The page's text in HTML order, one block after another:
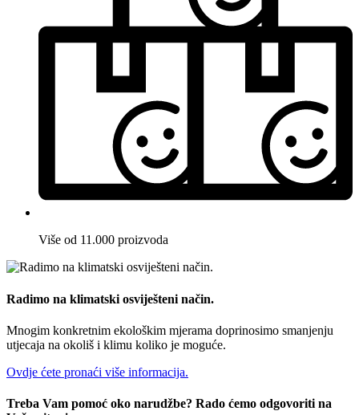
Više od 11.000 proizvoda
Radimo na klimatski osviješteni način.
Mnogim konkretnim ekološkim mjerama doprinosimo smanjenju
utjecaja na okoliš i klimu koliko je moguće.
Ovdje ćete pronaći više informacija.
Treba Vam pomoć oko narudžbe? Rado ćemo odgovoriti na